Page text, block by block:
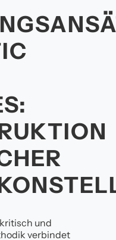
und
verbindet